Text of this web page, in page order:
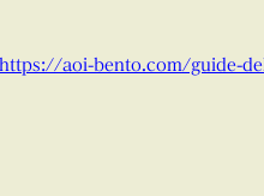
https://aoi-bento.com/guide-